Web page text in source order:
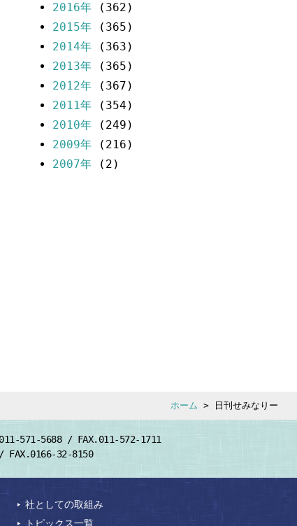
2016年(362)
2015年(365)
2014年(363)
2013年(365)
2012年(367)
2011年(354)
2010年(249)
2009年(216)
2007年(2)
ホーム > 日刊せみなりー
571-5688 / FAX.011-572-1711
FAX.0166-32-8150
社としての取組み
トピックス一覧